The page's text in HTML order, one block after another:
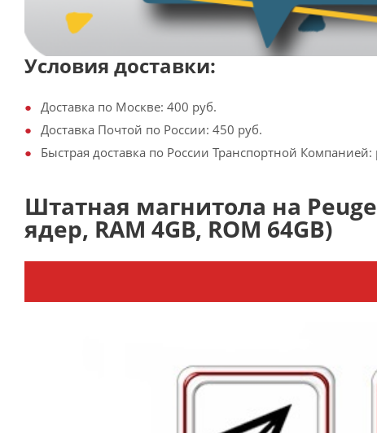
Условия доставки:
Доставка по Москве: 400 руб.
Доставка Почтой по России: 450 руб.
Быстрая доставка по России Транспортной Компанией:
Штатная магнитола на
ядер, RAM 4GB, ROM 64GB)